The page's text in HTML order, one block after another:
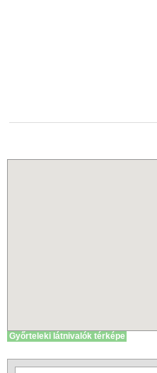
Győrteleki látnivalók térképe